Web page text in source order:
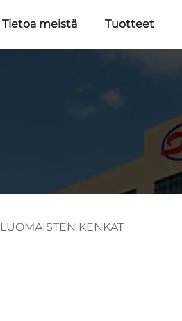
Tietoa meistä Tuotteet
LUOMAISTEN KENKAT